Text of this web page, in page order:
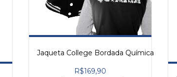
Jaqueta College Bordada Química
R$169,90